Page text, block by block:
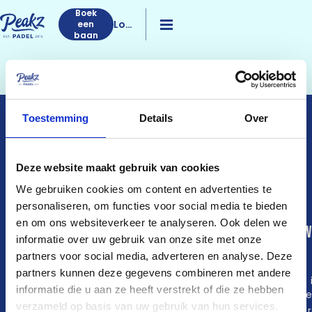
Toestemming Details Over
Deze website maakt gebruik van cookies
We gebruiken cookies om content en advertenties te
personaliseren, om functies voor social media te bieden
en om ons websiteverkeer te analyseren. Ook delen we
informatie over uw gebruik van onze site met onze
partners voor social media, adverteren en analyse. Deze
partners kunnen deze gegevens combineren met andere
informatie die u aan ze heeft verstrekt of die ze hebben
verzameld op basis van uw gebruik van hun services.
Boek
een
baan
Log
PEAKZ PADELDÉ PADELPIONIER IN
Community
Peakz App
WhatsApp-
groepen
Padelmaatje
Club Sessions
Jack’s Hustle
King of the Court
Old Jack’s
Pop-up toernooi
Zo
het
Wat